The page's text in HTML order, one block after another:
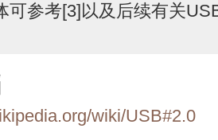
可参考[3]以及后续有关
wiki/USB#2.0